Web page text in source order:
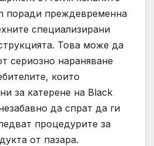
поради преждевременна
специализирани
Това може да
сериозно нараняване
които
за катерене на Black
да спрат да ги
процедурите за
от пазара.